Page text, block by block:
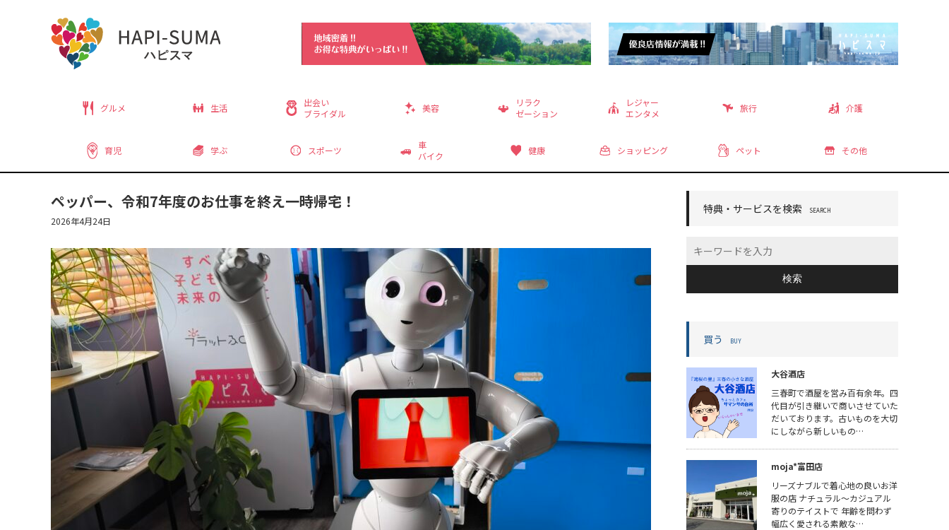
グルメ 生活
出会い
ブライダル
美容
リラク
ゼーション
レジャー
エンタメ
旅行 介護
育児 学ぶ スポーツ
車
バイク
健康 ショッピング ペット その他
ペッパー、令和7年度のお仕事を終え一時帰宅！
2026年4月24日
特典・サービスを検索 SEARCH
検索
買う BUY
大谷酒店
三春町で酒屋を営み百有余年。四
代目が引き継いで商いさせていた
だいております。古いものを大切
にしながら新しいもの…
moja*富田店
リーズナブルで着心地の良いお洋
服の店 ナチュラル〜カジュアル
寄りのテイストで 年齢を問わず
幅広く愛される素敵な…